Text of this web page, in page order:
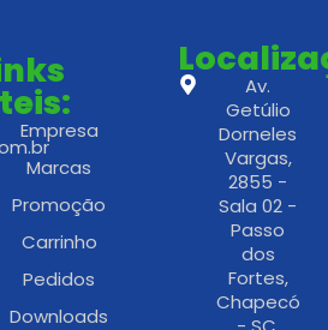
Empresa
Marcas
Promoção
Carrinho
Pedidos
Downloads
Av.
Getúlio
Dorneles
Vargas,
2855 -
Sala 02 -
Passo
dos
Fortes,
Chapecó